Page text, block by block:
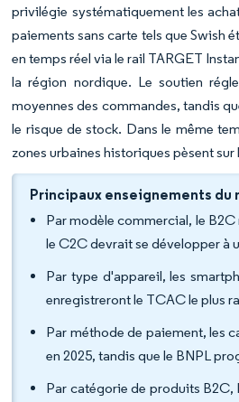
privilégie systématiquement les
paiements sans carte tels que Swish
en temps réel via le rail TARGET
la région nordique. Le soutien
moyennes des commandes, tandis
le risque de stock. Dans le même
zones urbaines historiques pèsent
Principaux enseignements du
Par modèle commercial, le
le C2C devrait se développer à
Par type d'appareil, les
enregistreront le TCAC le plus
Par méthode de paiement, les
en 2025, tandis que le BNPL
Par catégorie de produits B2C,